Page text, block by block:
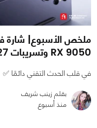
RX 9050 وتسريبات Galaxy S27
في قلب الحدث التقني دائمًا ✅
بقلم زينب شريف
منذ أسبوع